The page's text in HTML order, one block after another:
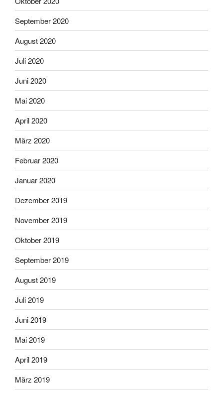
September 2020
August 2020
Juli 2020
Juni 2020
Mai 2020
April 2020
März 2020
Februar 2020
Januar 2020
Dezember 2019
November 2019
Oktober 2019
September 2019
August 2019
Juli 2019
Juni 2019
Mai 2019
April 2019
März 2019